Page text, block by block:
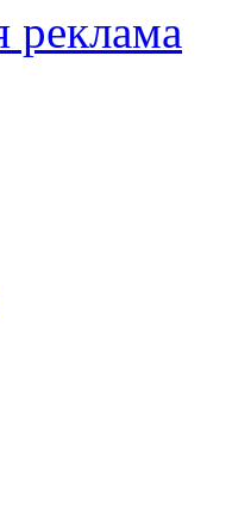
реклама